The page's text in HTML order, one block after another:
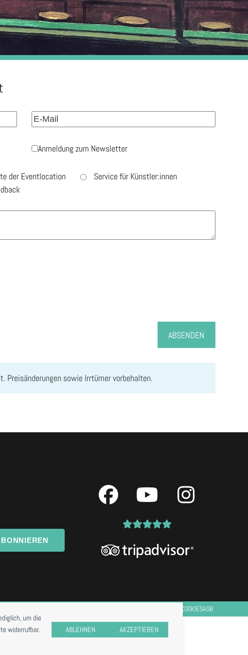
um die
widerrufbar.
AKZEPTIEREN
ABLEHNEN
Anmeldung zum Newsletter
der Eventlocation
Service für Künstler:innen
ABSENDEN
Preisänderungen sowie Irrtümer vorbehalten.
Facebook
YouTube
COOKIESAGB